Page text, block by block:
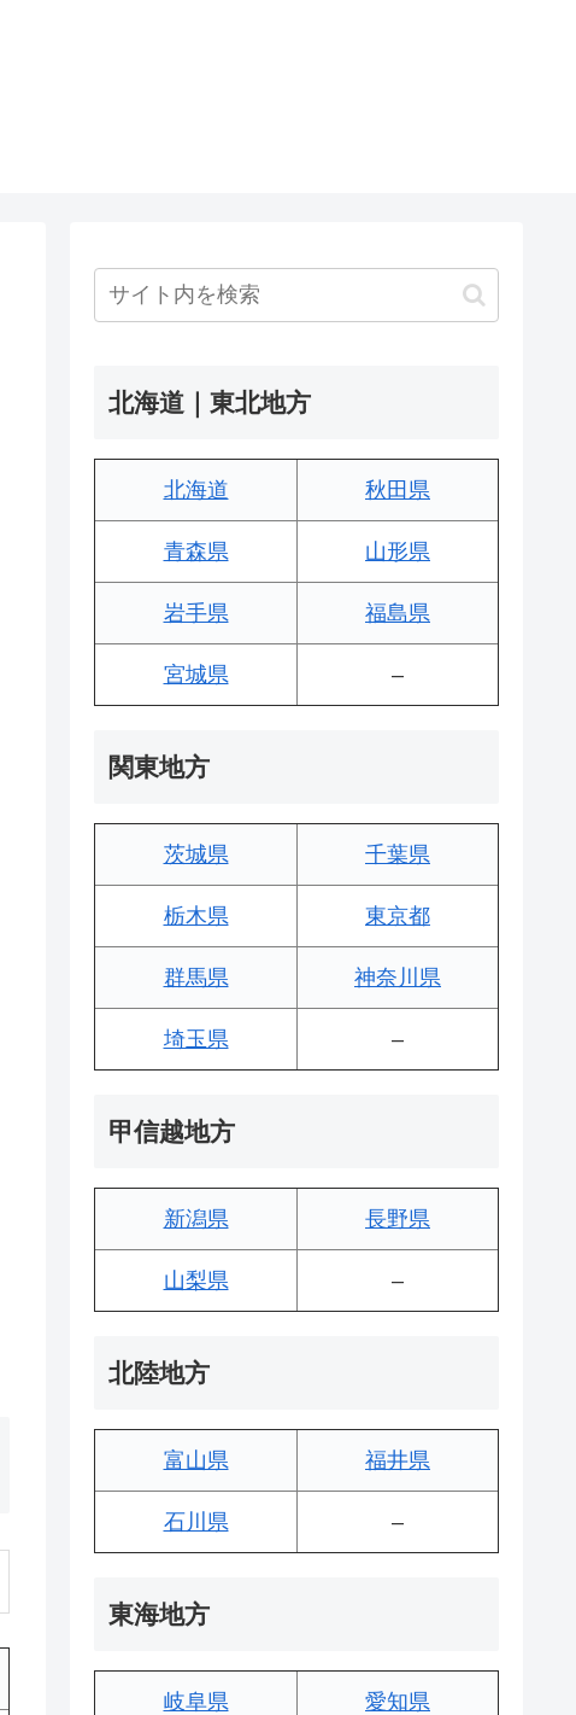
北海道｜東北地方
北海道 秋田県
青森県 山形県
岩手県 福島県
宮城県 –
関東地方
茨城県 千葉県
栃木県 東京都
群馬県 神奈川県
埼玉県 –
甲信越地方
新潟県 長野県
山梨県 –
北陸地方
富山県 福井県
石川県 –
東海地方
岐阜県 愛知県